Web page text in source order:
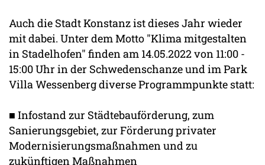
Auch die Stadt Konstanz ist dieses Jahr wieder
mit dabei. Unter dem Motto "Klima mitgestalten
in Stadelhofen" finden am 14.05.2022 von 11:00 -
15:00 Uhr in der Schwedenschanze und im Park
Villa Wessenberg diverse Programmpunkte statt:
■ Infostand zur Städtebauförderung, zum
Sanierungsgebiet, zur Förderung privater
Modernisierungsmaßnahmen und zu
zukünftigen Maßnahmen